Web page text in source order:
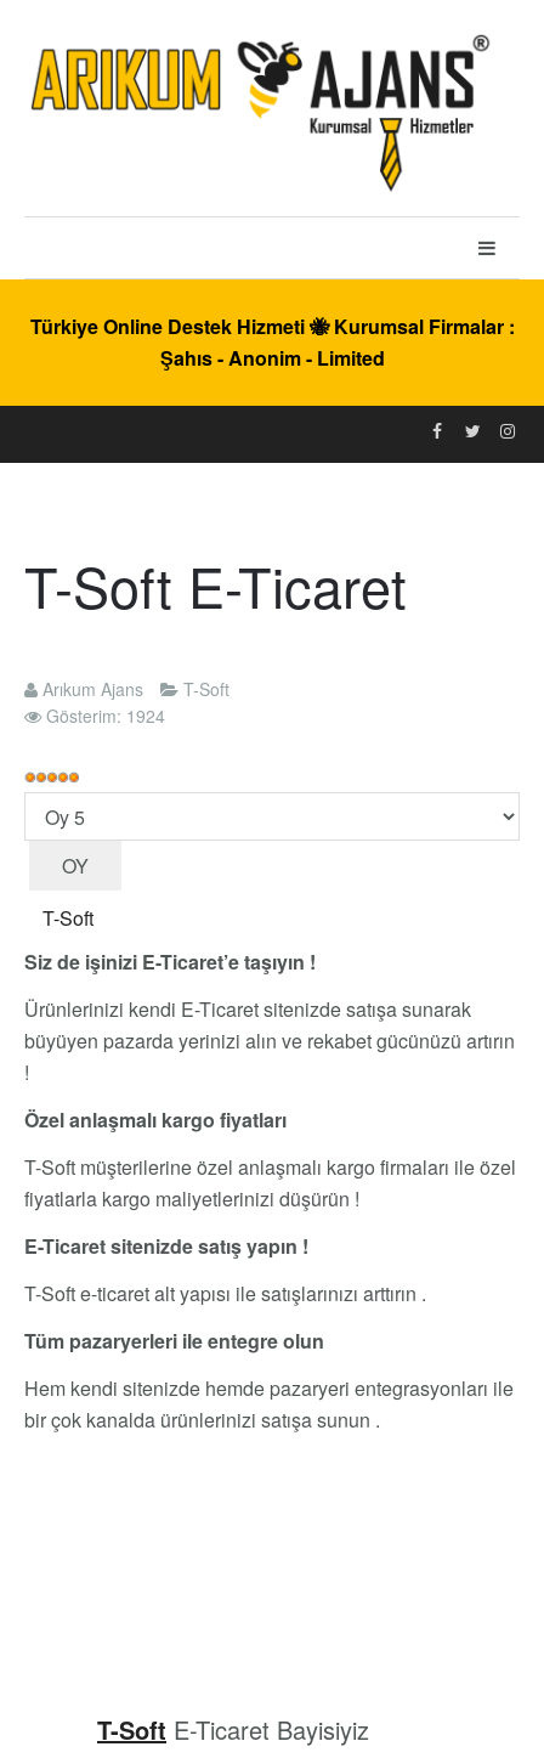
Türkiye Online Destek Hizmeti 🐝 Kurumsal Firmalar :
Şahıs - Anonim - Limited
T-Soft E-Ticaret
Arıkum Ajans
T-Soft
Gösterim: 1924
Kullanıcı
Oyu: 5/
Lütfen
oylayın
T-Soft
Siz de işinizi E-Ticaret’e taşıyın !
Ürünlerinizi kendi E-Ticaret sitenizde satışa sunarak
büyüyen pazarda yerinizi alın ve rekabet gücünüzü artırın
!
Özel anlaşmalı kargo fiyatları
T-Soft müşterilerine özel anlaşmalı kargo firmaları ile özel
fiyatlarla kargo maliyetlerinizi düşürün !
E-Ticaret sitenizde satış yapın !
T-Soft e-ticaret alt yapısı ile satışlarınızı arttırın .
Tüm pazaryerleri ile entegre olun
Hem kendi sitenizde hemde pazaryeri entegrasyonları ile
bir çok kanalda ürünlerinizi satışa sunun .
T-Soft E-Ticaret Bayisiyiz